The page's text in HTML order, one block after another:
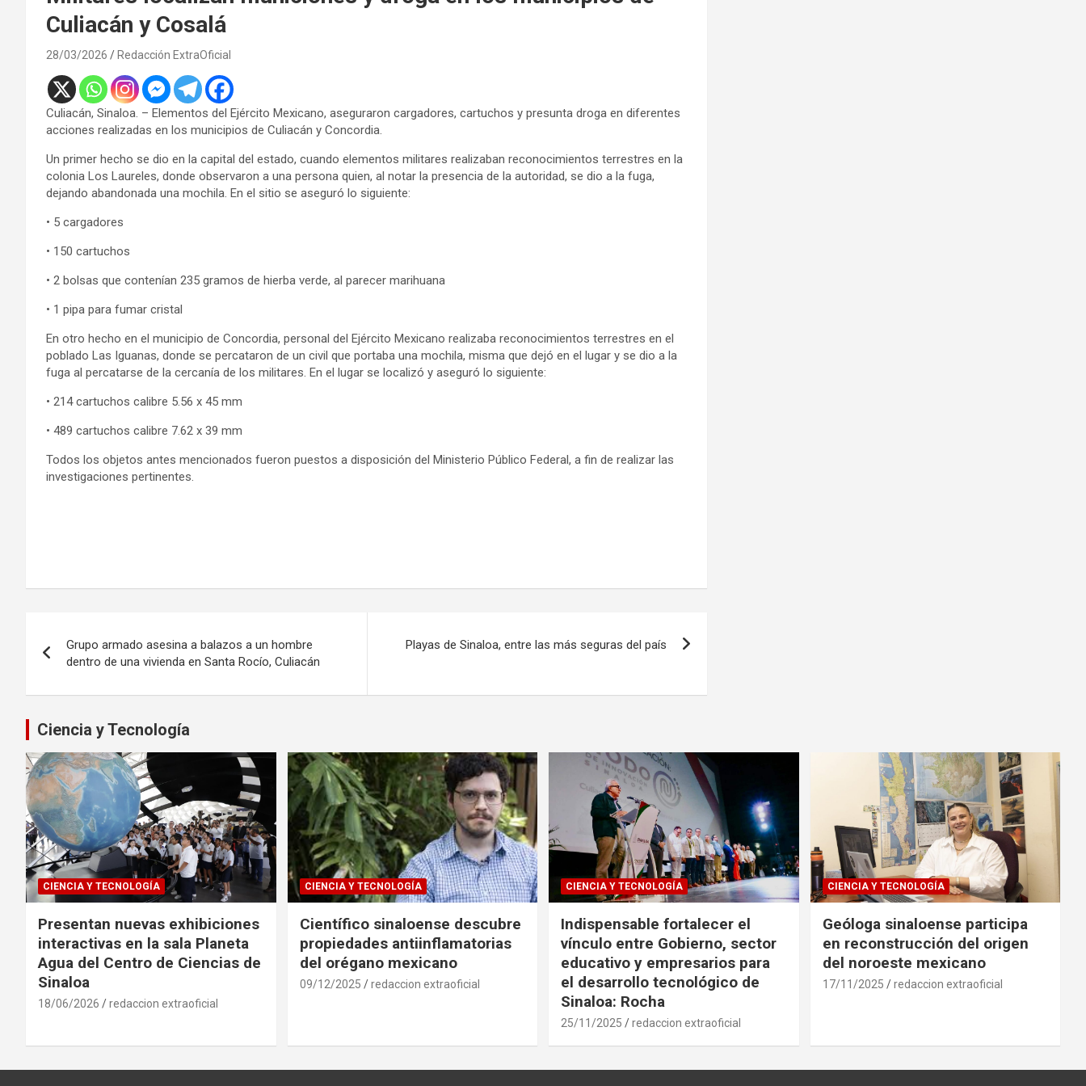
Culiacán y Cosalá
28/03/2026 Redacción ExtraOficial
Culiacán, Sinaloa. – Elementos del Ejército Mexicano, aseguraron cargadores, cartuchos y presunta droga en diferentes
acciones realizadas en los municipios de Culiacán y Concordia.
Un primer hecho se dio en la capital del estado, cuando elementos militares realizaban reconocimientos terrestres en la
colonia Los Laureles, donde observaron a una persona quien, al notar la presencia de la autoridad, se dio a la fuga,
dejando abandonada una mochila. En el sitio se aseguró lo siguiente:
• 5 cargadores
• 150 cartuchos
• 2 bolsas que contenían 235 gramos de hierba verde, al parecer marihuana
• 1 pipa para fumar cristal
En otro hecho en el municipio de Concordia, personal del Ejército Mexicano realizaba reconocimientos terrestres en el
poblado Las Iguanas, donde se percataron de un civil que portaba una mochila, misma que dejó en el lugar y se dio a la
fuga al percatarse de la cercanía de los militares. En el lugar se localizó y aseguró lo siguiente:
• 214 cartuchos calibre 5.56 x 45 mm
• 489 cartuchos calibre 7.62 x 39 mm
Todos los objetos antes mencionados fueron puestos a disposición del Ministerio Público Federal, a fin de realizar las
investigaciones pertinentes.
de
entradas
Grupo armado asesina a balazos a un hombre
dentro de una vivienda en Santa Rocío, Culiacán
Playas de Sinaloa, entre las más seguras del país
Ciencia y Tecnología
CIENCIA Y TECNOLOGÍA
Presentan nuevas exhibiciones
interactivas en la sala Planeta
Agua del Centro de Ciencias de
Sinaloa
18/06/2026 redaccion extraoficial
CIENCIA Y TECNOLOGÍA
Científico sinaloense descubre
propiedades antiinflamatorias
del orégano mexicano
09/12/2025 redaccion extraoficial
CIENCIA Y TECNOLOGÍA
Indispensable fortalecer el
vínculo entre Gobierno, sector
educativo y empresarios para
el desarrollo tecnológico de
Sinaloa: Rocha
25/11/2025 redaccion extraoficial
CIENCIA Y TECNOLOGÍA
Geóloga sinaloense participa
en reconstrucción del origen
del noroeste mexicano
17/11/2025 redaccion extraoficial